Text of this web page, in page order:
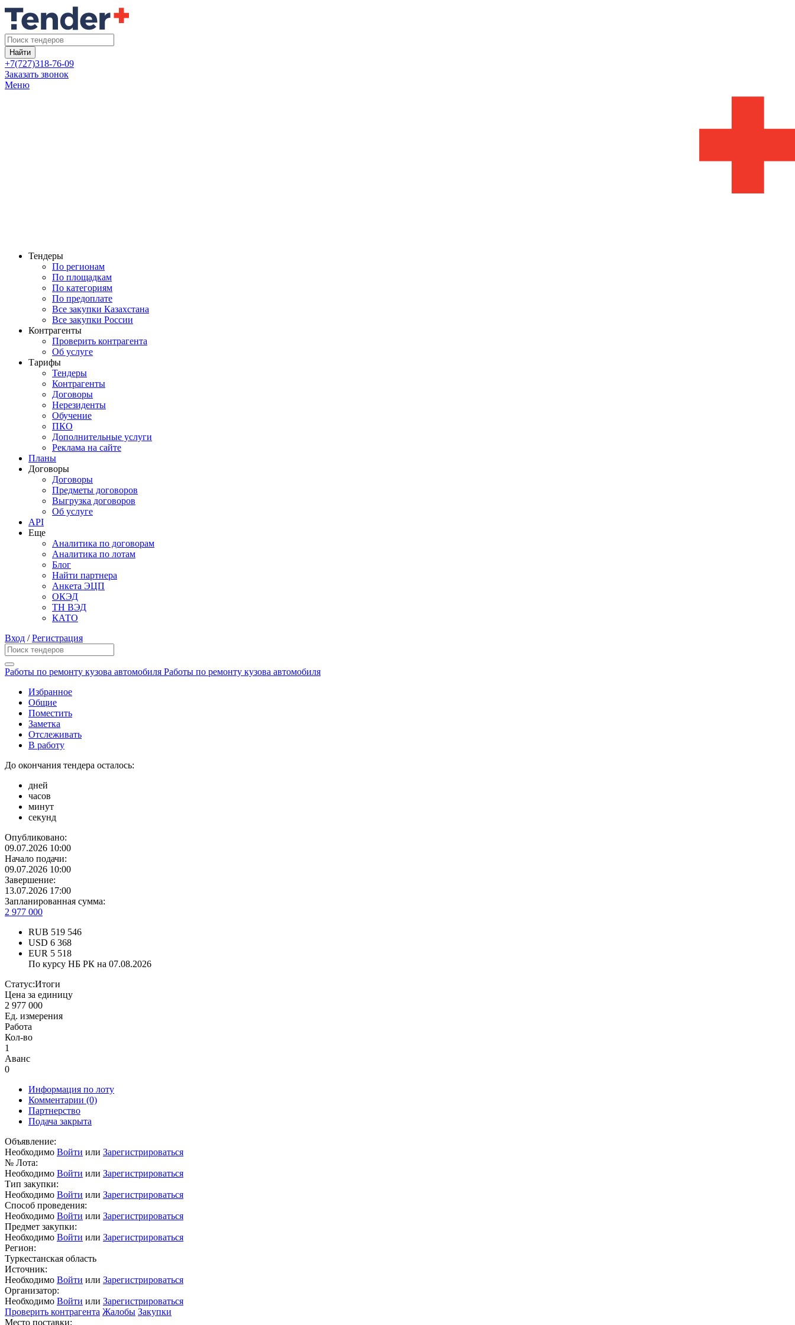
Найти
+7(727)318-76-09
Заказать звонок
Меню
Тендеры
По регионам
По площадкам
По категориям
По предоплате
Все закупки Казахстана
Все закупки России
Контрагенты
Проверить контрагента
Об услуге
Тарифы
Тендеры
Контрагенты
Договоры
Нерезиденты
Обучение
ПКО
Дополнительные услуги
Реклама на сайте
Планы
Договоры
Договоры
Предметы договоров
Выгрузка договоров
Об услуге
API
Еще
Аналитика по договорам
Аналитика по лотам
Блог
Найти партнера
Анкета ЭЦП
ОКЭД
ТН ВЭД
КАТО
Вход /Регистрация
Работы по ремонту кузова автомобиля Работы по ремонту кузова автомобиля
Избранное
Общие
Поместить
Заметка
Отслеживать
В работу
До окончания тендера осталось:
дней
часов
минут
секунд
Опубликовано:
09.07.2026 10:00
Начало подачи:
09.07.2026 10:00
Завершение:
13.07.2026 17:00
Запланированная сумма:
2 977 000
RUB 519 546
USD 6 368
EUR 5 518
По курсу НБ РК на 07.08.2026
Статус:Итоги
Цена за единицу
2 977 000
Ед. измерения
Работа
Кол-во
1
Аванс
0
Информация по лоту
Комментарии (0)
Партнерство
Подача закрыта
Объявление:
Необходимо Войти или Зарегистрироваться
№ Лота:
Необходимо Войти или Зарегистрироваться
Тип закупки:
Необходимо Войти или Зарегистрироваться
Способ проведения:
Необходимо Войти или Зарегистрироваться
Предмет закупки:
Необходимо Войти или Зарегистрироваться
Регион:
Туркестанская область
Источник:
Необходимо Войти или Зарегистрироваться
Организатор:
Необходимо Войти или Зарегистрироваться
Проверить контрагента Жалобы Закупки
Место поставки: